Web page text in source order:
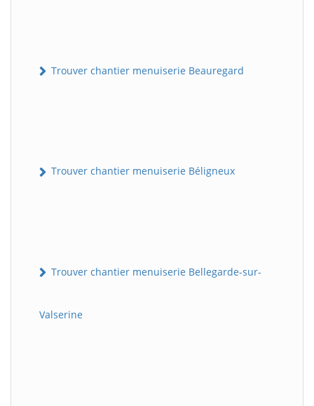
Trouver chantier menuiserie Beauregard
Trouver chantier menuiserie Béligneux
Trouver chantier menuiserie Bellegarde-sur-
Valserine